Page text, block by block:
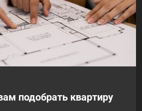
подобрать квартиру